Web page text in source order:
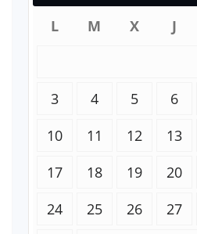
L
M X J
3
4 5 6
10
11 12 13
17
18 19 20
24
25 26 27